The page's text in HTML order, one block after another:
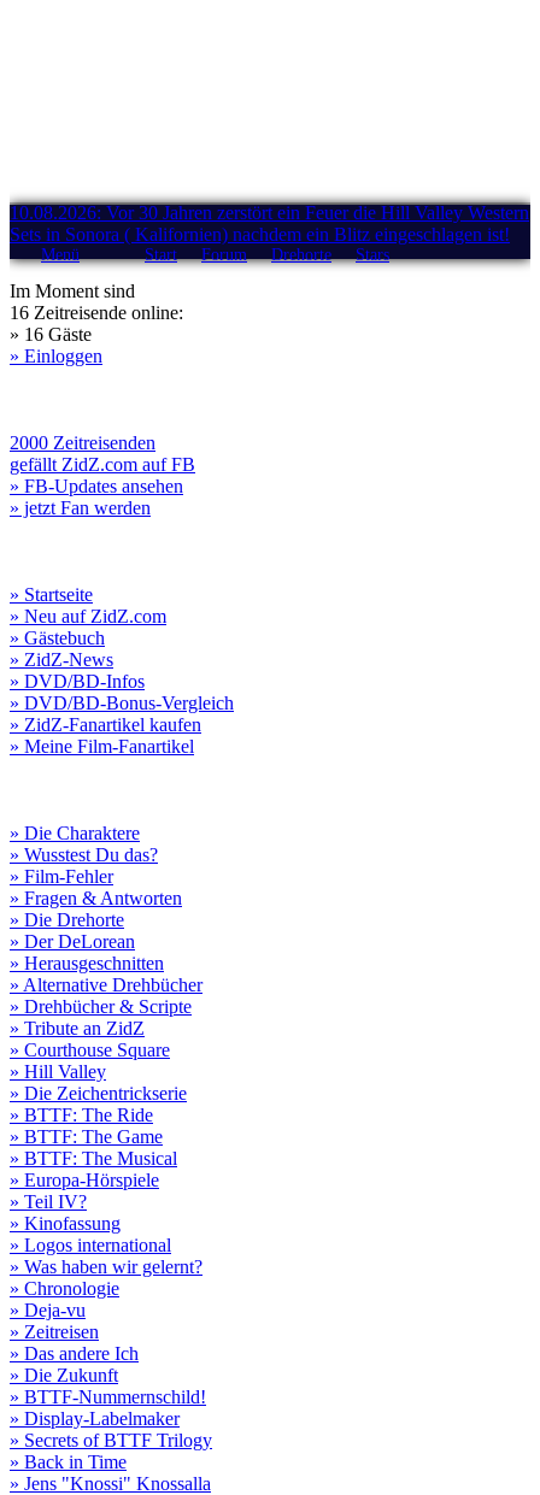
10.08.2026: Vor 30 Jahren zerstört ein Feuer die Hill Valley Western
Sets in Sonora ( Kalifornien) nachdem ein Blitz eingeschlagen ist!
Menü Start Forum Drehorte Stars
Im Moment sind
16 Zeitreisende online:
» 16 Gäste
» Einloggen
2000 Zeitreisenden
gefällt ZidZ.com auf FB
» FB-Updates ansehen
» jetzt Fan werden
» Startseite
» Neu auf ZidZ.com
» Gästebuch
» ZidZ-News
» DVD/BD-Infos
» DVD/BD-Bonus-Vergleich
» ZidZ-Fanartikel kaufen
» Meine Film-Fanartikel
» Die Charaktere
» Wusstest Du das?
» Film-Fehler
» Fragen & Antworten
» Die Drehorte
» Der DeLorean
» Herausgeschnitten
» Alternative Drehbücher
» Drehbücher & Scripte
» Tribute an ZidZ
» Courthouse Square
» Hill Valley
» Die Zeichentrickserie
» BTTF: The Ride
» BTTF: The Game
» BTTF: The Musical
» Europa-Hörspiele
» Teil IV?
» Kinofassung
» Logos international
» Was haben wir gelernt?
» Chronologie
» Deja-vu
» Zeitreisen
» Das andere Ich
» Die Zukunft
» BTTF-Nummernschild!
» Display-Labelmaker
» Secrets of BTTF Trilogy
» Back in Time
» Jens "Knossi" Knossalla